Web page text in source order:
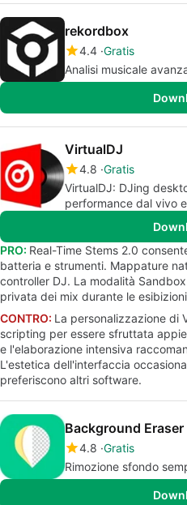
rekordbox
4.4 Gratis
Analisi musicale
VirtualDJ
4.8 Gratis
VirtualDJ: DJing
performance dal vivo
PRO: Real-Time Stems 2.0
batteria e strumenti. Mappature
controller DJ. La modalità
privata dei mix durante le
CONTRO: La personalizzazione di
scripting per essere sfruttata
e l'elaborazione intensiva
L'estetica dell'interfaccia
preferiscono altri software.
Background Eraser
4.8 Gratis
Rimozione sfondo